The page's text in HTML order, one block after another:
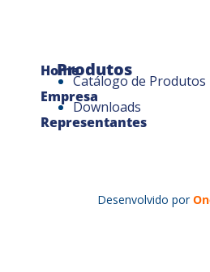
Home
Empresa
Representantes
Produtos
Catálogo de Produtos
Downloads
Desenvolvido por